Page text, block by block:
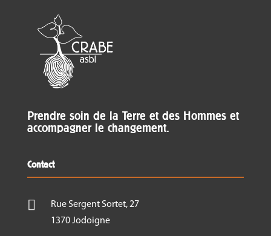
Prendre soin de la Terre et des Hommes et
accompagner le changement.
Contact

Rue Sergent Sortet, 27
1370 Jodoigne